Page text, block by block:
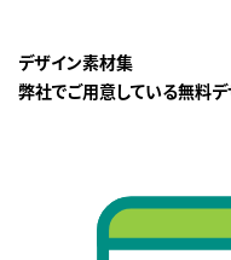
デザイン素材集
弊社でご用意している無料